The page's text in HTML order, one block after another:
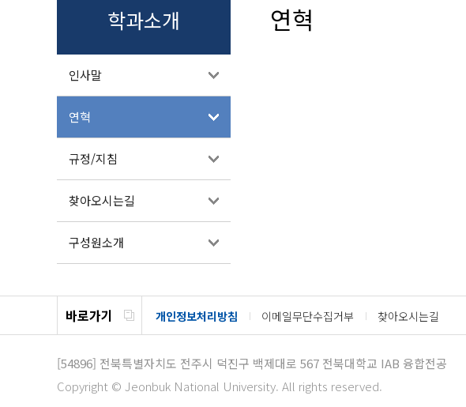
학과소개
인사말
연혁
규정/지침
찾아오시는길
구성원소개
연혁
바로가기 개인정보처리방침 이메일무단수집거부 찾아오시는길
[54896] 전북특별자치도 전주시 덕진구 백제대로 567 전북대학교 IAB 융합전공
Copyright © Jeonbuk National University. All rights reserved.